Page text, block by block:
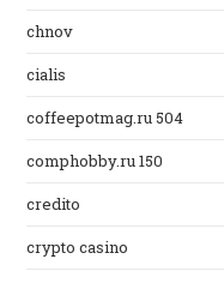
chnov
cialis
coffeepotmag.ru 504
comphobby.ru 150
credito
crypto casino